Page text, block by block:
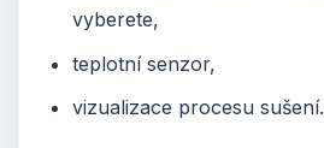
vyberete,
teplotní senzor,
vizualizace procesu sušení.